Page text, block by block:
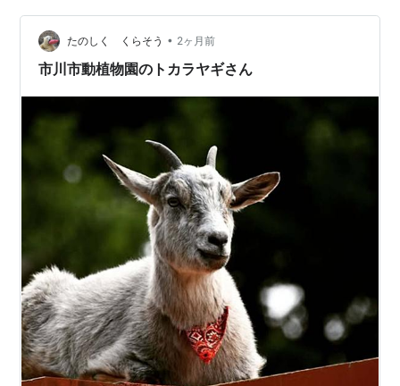
たのしく くらそう • 2ヶ月前
市川市動植物園のトカラヤギさん